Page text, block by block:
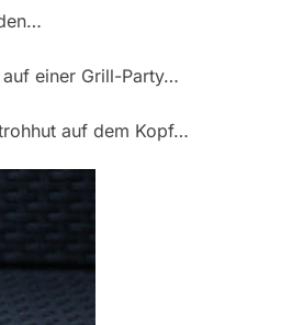
einer Grill-Party…
auf dem Kopf…